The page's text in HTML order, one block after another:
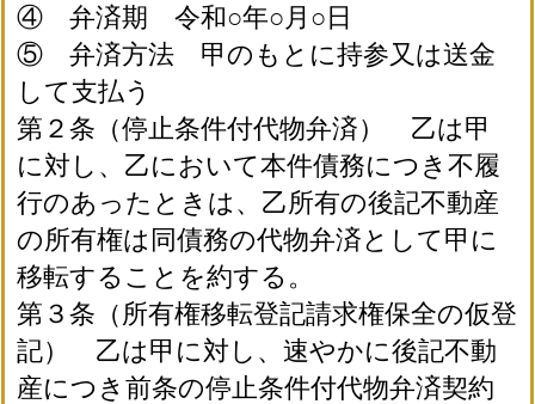
④ 弁済期 令和○年○月○日
⑤ 弁済方法 甲のもとに持参又は送金
して支払う
第２条（停止条件付代物弁済） 乙は甲
に対し、乙において本件債務につき不履
行のあったときは、乙所有の後記不動産
の所有権は同債務の代物弁済として甲に
移転することを約する。
第３条（所有権移転登記請求権保全の仮登
記） 乙は甲に対し、速やかに後記不動
産につき前条の停止条件付代物弁済契約